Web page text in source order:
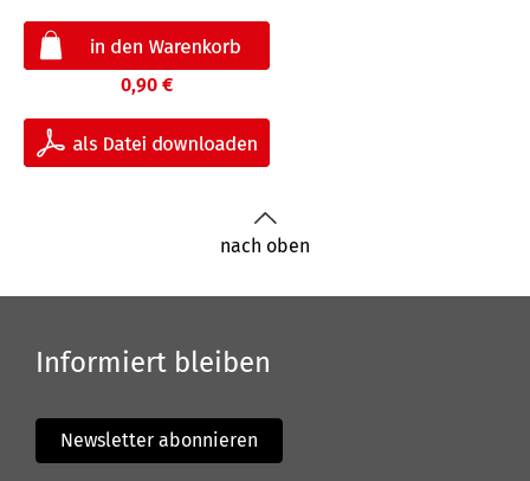
0,90 €
nach oben
Informiert bleiben
Newsletter abonnieren